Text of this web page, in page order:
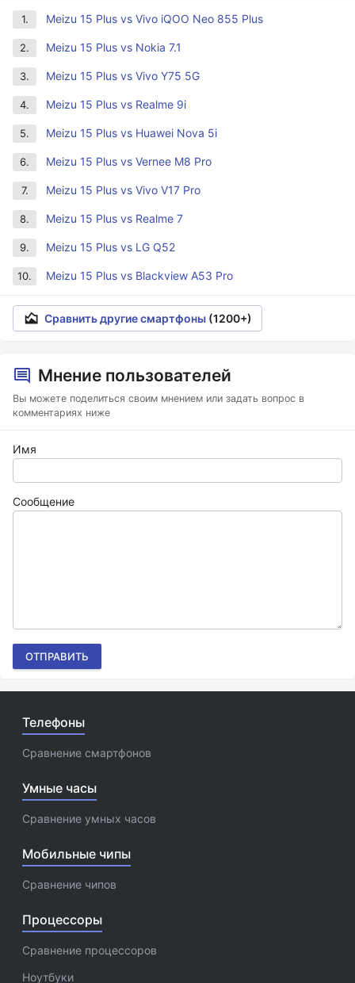
1. Meizu 15 Plus vs Vivo iQOO Neo 855 Plus
2. Meizu 15 Plus vs Nokia 7.1
3. Meizu 15 Plus vs Vivo Y75 5G
4. Meizu 15 Plus vs Realme 9i
5. Meizu 15 Plus vs Huawei Nova 5i
6. Meizu 15 Plus vs Vernee M8 Pro
7. Meizu 15 Plus vs Vivo V17 Pro
8. Meizu 15 Plus vs Realme 7
9. Meizu 15 Plus vs LG Q52
10. Meizu 15 Plus vs Blackview A53 Pro
Сравнить другие смартфоны (1200+)
Мнение пользователей
Вы можете поделиться своим мнением или задать вопрос в
комментариях ниже
Имя
Сообщение
ОТПРАВИТЬ
Телефоны
Сравнение смартфонов
Умные часы
Сравнение умных часов
Мобильные чипы
Сравнение чипов
Процессоры
Сравнение процессоров
Ноутбуки